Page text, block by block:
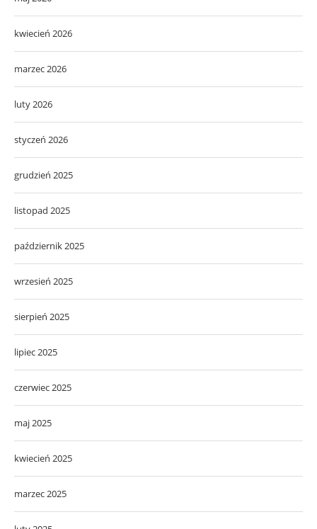
kwiecień 2026
marzec 2026
luty 2026
styczeń 2026
grudzień 2025
listopad 2025
październik 2025
wrzesień 2025
sierpień 2025
lipiec 2025
czerwiec 2025
maj 2025
kwiecień 2025
marzec 2025